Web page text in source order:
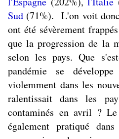
Sud (71%). L'on voit
ont été sévèrement
que la progression de la
selon les pays. Que
pandémie se
violemment dans les
ralentissait dans les
contaminés en avril ?
également pratiqué